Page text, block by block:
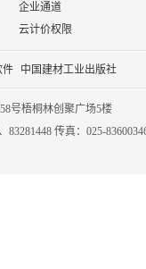
企业通道
云计价权限
件 中国建材工业出版社
号梧桐林创聚广场5楼
83281448 传真：025-